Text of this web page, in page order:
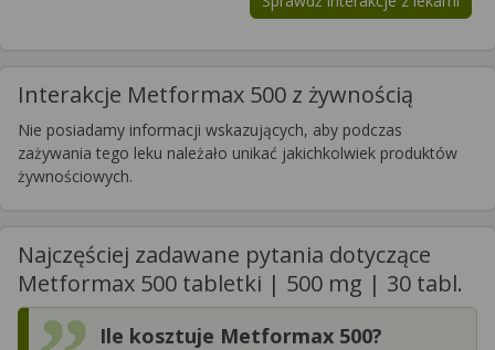
Interakcje Metformax 500 z żywnością
Nie posiadamy informacji wskazujących, aby podczas
zażywania tego leku należało unikać jakichkolwiek produktów
żywnościowych.
Najczęściej zadawane pytania dotyczące
Metformax 500 tabletki | 500 mg | 30 tabl.
Ile kosztuje Metformax 500?